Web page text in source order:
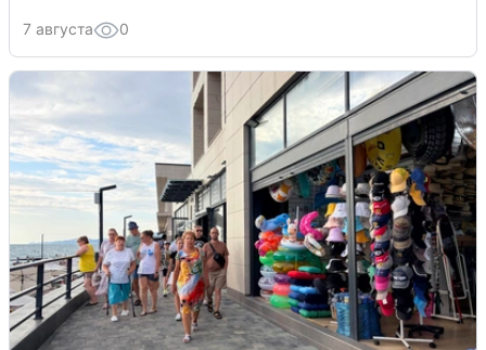
7 августа 0